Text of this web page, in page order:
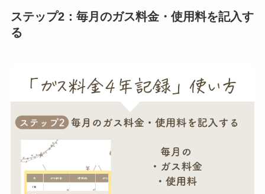
ステップ2：毎月のガス料金・使用料を記入す
る